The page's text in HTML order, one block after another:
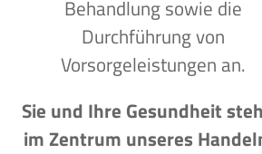
Behandlung sowie die
Durchführung von
Vorsorgeleistungen an.
Sie und Ihre Gesundheit
im Zentrum unseres